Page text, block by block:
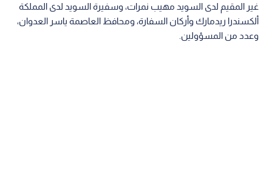
غير المقيم لدى السويد مهيب نمرات، وسفيرة السويد لدى المملكة
ألكسندرا ريدمارك وأركان السفارة، ومحافظ العاصمة ياسر العدوان،
وعدد من المسؤولين.